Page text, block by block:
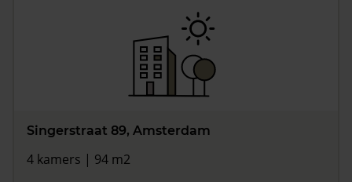
Singerstraat 89, Amsterdam
4 kamers | 94 m2